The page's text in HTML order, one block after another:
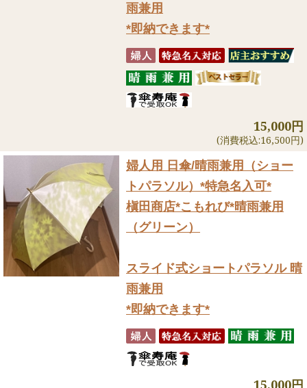
雨兼用
*即納できます*
15,000円
(消費税込:16,500円)
婦人用 日傘/晴雨兼用（ショー
トパラソル） *特急名入可*
槇田商店*こもれび*晴雨兼用
（グリーン）
スライド式ショートパラソル 晴
雨兼用
*即納できます*
15,000円